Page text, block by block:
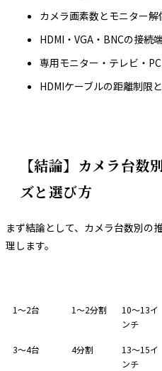
カメラ画素数とモニター
HDMI・VGA・BNCの接続
専用モニター・テレビ・
HDMIケーブルの距離制限
【結論】カメラ台数
ズと選び方
まず結論として、カメラ台数別の
理します。
1〜2台 1〜2分割
10〜13イ
ンチ
3〜4台 4分割
13〜15イ
ンチ